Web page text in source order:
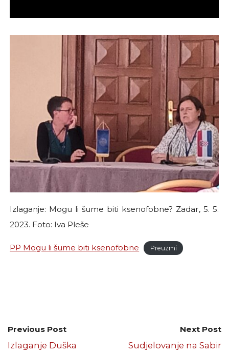
Izlaganje: Mogu li šume biti ksenofobne? Zadar, 5. 5.
2023. Foto: Iva Pleše
PP Mogu li šume biti ksenofobne Preuzmi
Previous Post
Izlaganje Duška
Next Post
Sudjelovanje na Sabir